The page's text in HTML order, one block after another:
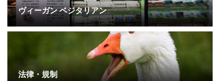
ヴィーガン ベジタリアン
法律・規制